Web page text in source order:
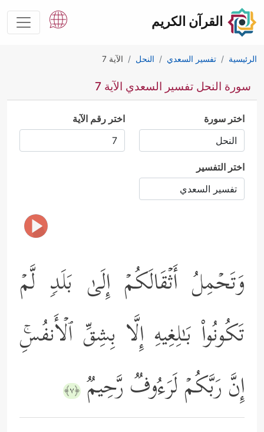
القرآن الكريم
الرئيسية تفسير السعدي النحل الآية 7
سورة النحل تفسير السعدي الآية 7
اختر سورة اختر رقم الآية
اختر التفسير
وَتَحۡمِلُ أَثۡقَالَكُمۡ إِلَىٰ بَلَدࣲ لَّمۡ
تَكُونُواْ بَـٰلِغِیهِ إِلَّا بِشِقِّ ٱلۡأَنفُسِۚ
إِنَّ رَبَّكُمۡ لَرَءُوفࣱ رَّحِیمࣱ ﴿٧﴾